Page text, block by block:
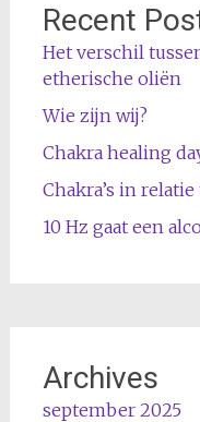
Recent
Het verschil
etherische oliën
Wie zijn wij?
Chakra healing
Chakra’s in
10 Hz gaat een
Archives
september 2025